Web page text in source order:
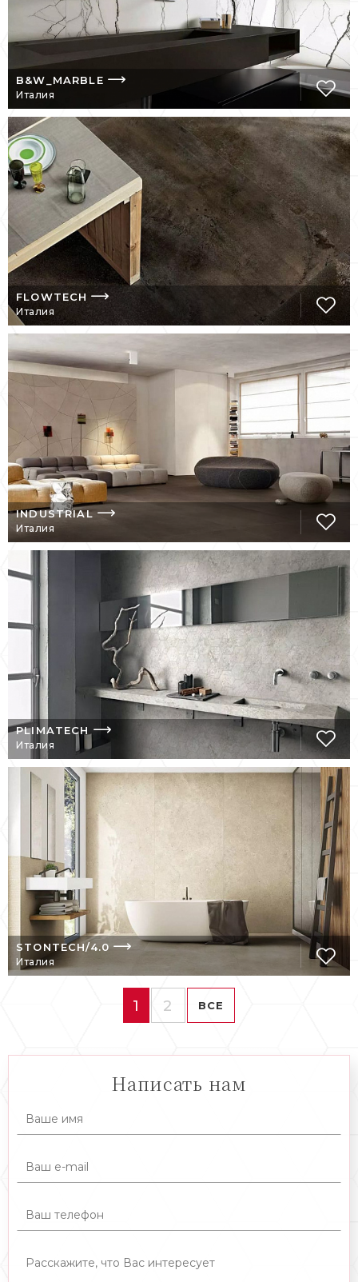
также фальшполов внутри и снаружи. Все
решения, разработанные технической
службой Florim Solutions, подходят для
выполнения самых сложных дизайнерских
задач.
В интерьерном
салоне «Бельведер» представлены
продукты архитектурного дизайна «Made
in Florim».
B&W_MARBLE
Италия
FLOWTECH
Италия
INDUSTRIAL
Италия
PLIMATECH
Италия
STONTECH/4.0
Италия
1 2 ВСЕ
Написать нам